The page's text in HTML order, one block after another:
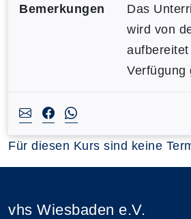
Bemerkungen
Das
wird von
Verfügung
Für diesen Kurs sind keine
vhs Wiesbaden e.V.